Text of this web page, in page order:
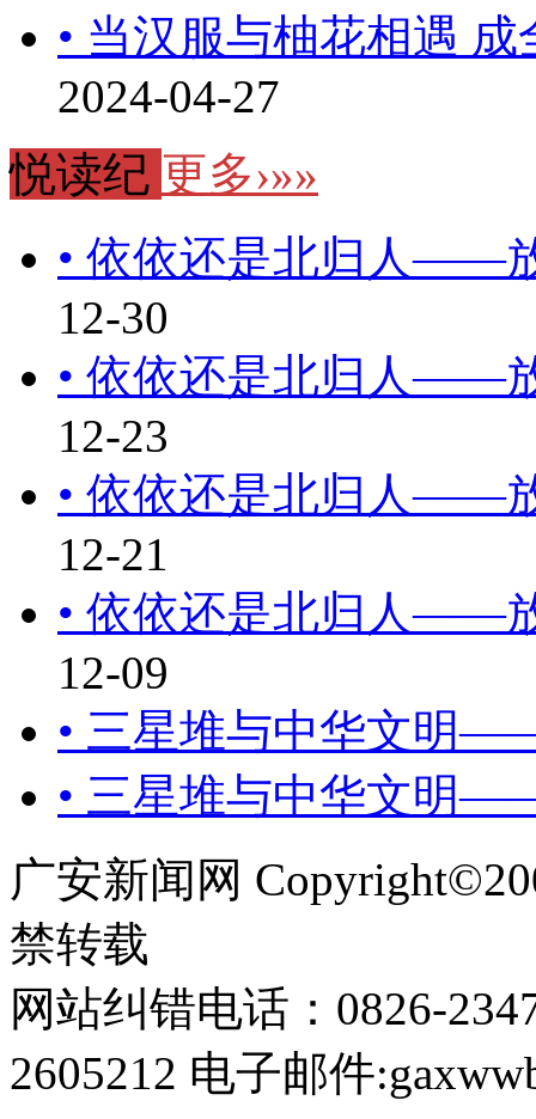
• 当汉服与柚花相遇
2024-04-27
悦读纪 更多›»»
• 依依还是北归人——
12-30
• 依依还是北归人——
12-23
• 依依还是北归人——
12-21
• 依依还是北归人——
12-09
• 三星堆与中华文明
• 三星堆与中华文明
广安新闻网
禁转载
网站纠错电话：0826-
2605212 电子邮件